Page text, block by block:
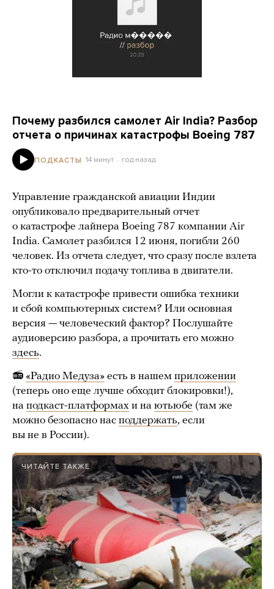
Почему разбился самолет Air India? Разбор
отчета о причинах катастрофы Boeing 787
ПОДКАСТЫ 14 минут год назад
Управление гражданской авиации Индии
опубликовало предварительный отчет
о катастрофе лайнера Boeing 787 компании Air
India. Самолет разбился 12 июня, погибли 260
человек. Из отчета следует, что сразу после взлета
кто-то отключил подачу топлива в двигатели.
Могли к катастрофе привести ошибка техники
и сбой компьютерных систем? Или основная
версия — человеческий фактор? Послушайте
аудиоверсию разбора, а прочитать его можно
здесь.
📻 «Радио Медуза» есть в нашем приложении
(теперь оно еще лучше обходит блокировки!),
на подкаст-платформах и на ютьюбе (там же
можно безопасно нас поддержать, если
вы не в России).
ЧИТАЙТЕ ТАКЖЕ